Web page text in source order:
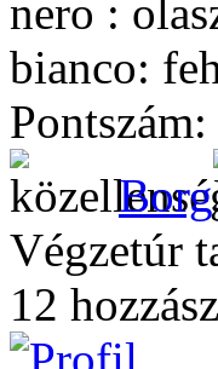
nero :
bianco:
Pontszám:
Borg
Végzetúr
12